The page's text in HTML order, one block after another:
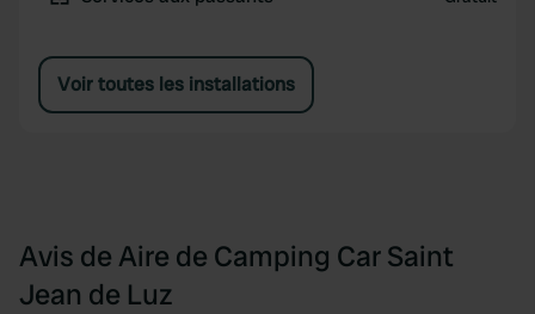
Voir toutes les installations
Avis de Aire de Camping Car Saint
Jean de Luz